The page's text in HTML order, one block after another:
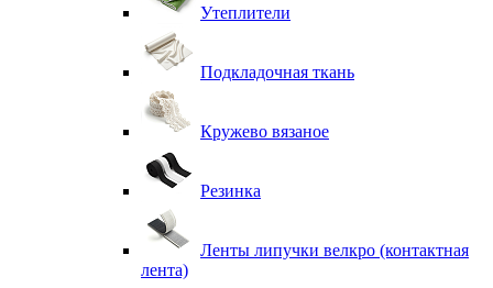
Утеплители
Подкладочная ткань
Кружево вязаное
Резинка
Ленты липучки велкро (контактная
лента)